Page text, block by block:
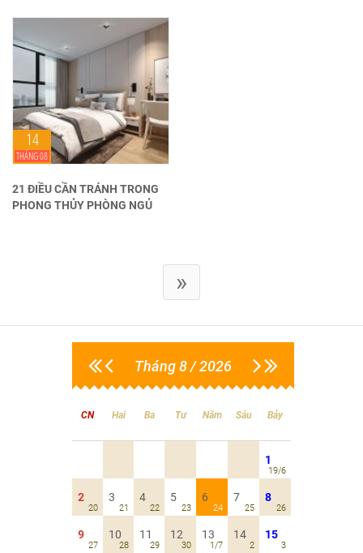
14
THÁNG 08
21 ĐIỀU CẦN TRÁNH TRONG
PHONG THỦY PHÒNG NGỦ
»
Tháng 8 / 2026
CN Hai Ba Tư Năm Sáu Bảy
1
19/6
2
20
3
21
4
22
5
23
6
24
7
25
8
26
9
27
10
28
11
29
12
30
13
1/7
14
2
15
3